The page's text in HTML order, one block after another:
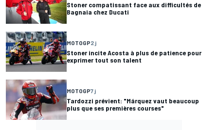
Stoner compatissant face aux difficultés de
Bagnaia chez Ducati
MOTOGP2 j
Stoner incite Acosta à plus de patience pour
exprimer tout son talent
MOTOGP7 j
Tardozzi prévient: "Márquez vaut beaucoup
plus que ses premières courses"